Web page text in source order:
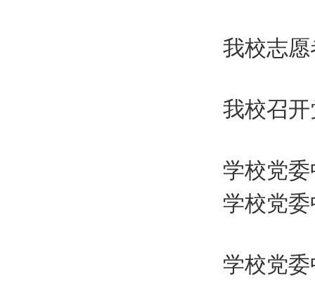
我校志
我校召
学校党
学校党
学校党